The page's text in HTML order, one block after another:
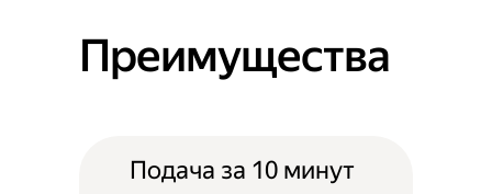
Преимущества
Подача за 10 минут